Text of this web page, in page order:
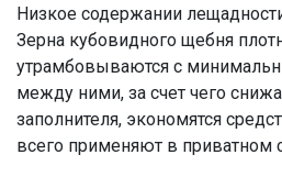
Низкое содержании
Зерна кубовидного щебня
утрамбовываются с
между ними, за счет чего
заполнителя, экономятся
всего применяют в приватном